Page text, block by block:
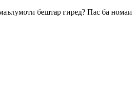
бештар гиред? Пас ба номаи